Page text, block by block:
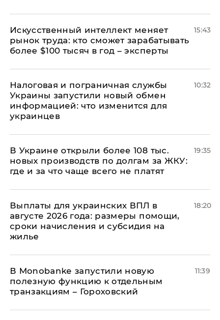
Искусственный интеллект меняет
рынок труда: кто сможет зарабатывать
более $100 тысяч в год – эксперты
15:43
Налоговая и пограничная службы
Украины запустили новый обмен
информацией: что изменится для
украинцев
10:32
В Украине открыли более 108 тыс.
новых производств по долгам за ЖКУ:
где и за что чаще всего не платят
19:35
Выплаты для украинских ВПЛ в
августе 2026 года: размеры помощи,
сроки начисления и субсидия на
жилье
18:20
В Мonobankе запустили новую
полезную функцию к отдельным
транзакциям – Гороховский
11:39